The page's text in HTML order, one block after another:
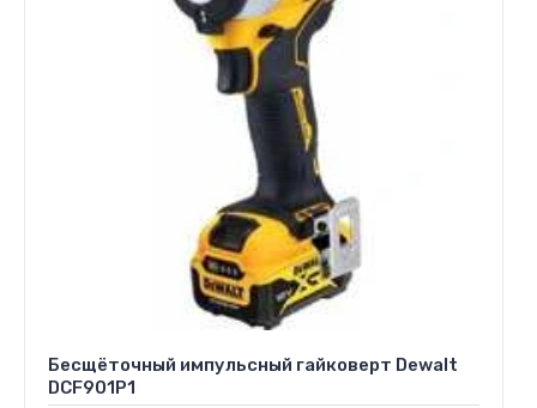
Бесщёточный импульсный гайковерт Dewalt
DCF901P1